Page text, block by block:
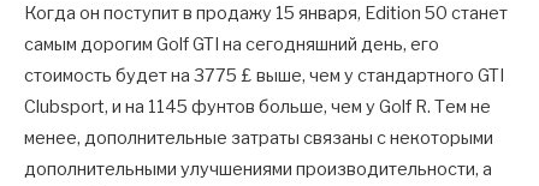
Когда он поступит в продажу 15 января, Edition 50 станет
самым дорогим Golf GTI на сегодняшний день, его
стоимость будет на 3775 £ выше, чем у стандартного GTI
Clubsport, и на 1145 фунтов больше, чем у Golf R. Тем не
менее, дополнительные затраты связаны с некоторыми
дополнительными улучшениями производительности, а